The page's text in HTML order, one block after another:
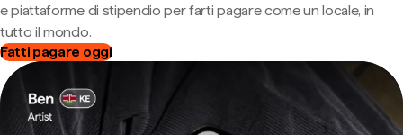
e piattaforme di stipendio per farti pagare come un locale, in
tutto il mondo.
Fatti pagare oggi